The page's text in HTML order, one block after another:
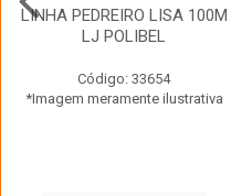
LINHA PEDREIRO LISA 100M
LJ POLIBEL
Código: 33654
*Imagem meramente ilustrativa